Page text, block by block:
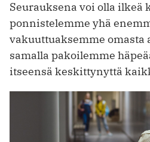
Seurauksena voi olla ilkeä
ponnistelemme yhä
vakuuttuaksemme omasta
samalla pakoilemme
itseensä keskittynyttä